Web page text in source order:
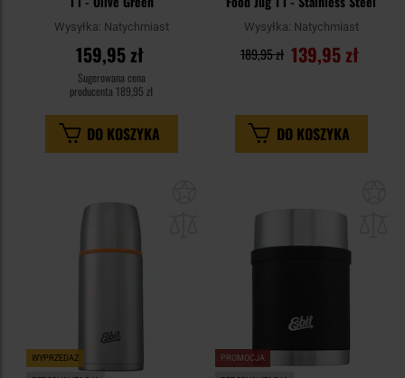
Wysyłka: Natychmiast
159,95 zł
Sugerowana cena
producenta 189,95 zł
DO KOSZYKA
Wysyłka: Natychmiast
139,95 zł
189,95 zł
DO KOSZYKA
WYPRZEDAŻ PROMOCJA